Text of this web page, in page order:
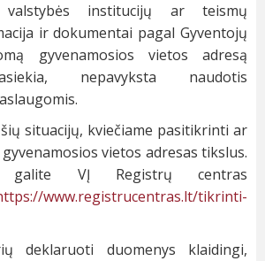
valstybės institucijų ar teismų
ir dokumentai pagal Gyventojų
gyvenamosios vietos adresą
nepavyksta naudotis
situacijų, kviečiame pasitikrinti ar
vietos adresas tikslus.
galite VĮ Registrų centras
www.registrucentras.lt/tikrinti-
deklaruoti duomenys klaidingi,